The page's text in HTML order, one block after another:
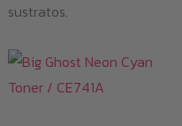
sustratos.